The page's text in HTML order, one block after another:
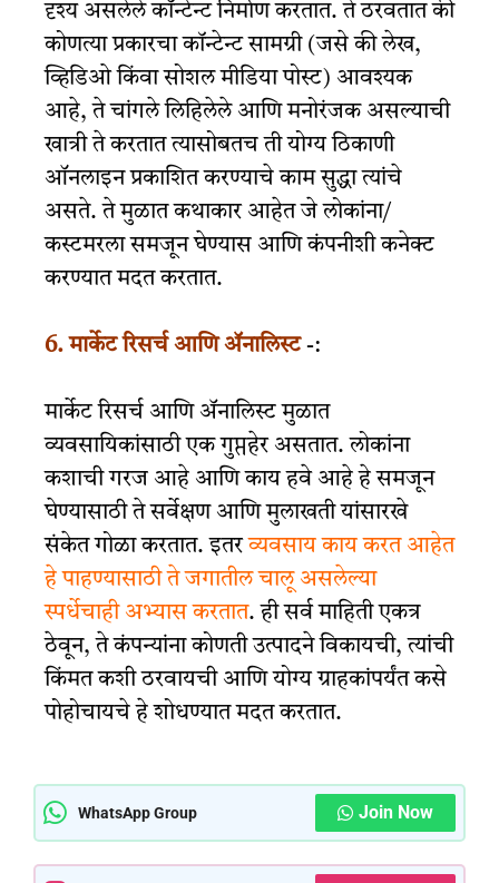
दृश्य असलेले कॉन्टेन्ट निर्माण करतात. ते ठरवतात की
कोणत्या प्रकारचा कॉन्टेन्ट सामग्री (जसे की लेख,
व्हिडिओ किंवा सोशल मीडिया पोस्ट) आवश्यक
आहे, ते चांगले लिहिलेले आणि मनोरंजक असल्याची
खात्री ते करतात त्यासोबतच ती योग्य ठिकाणी
ऑनलाइन प्रकाशित करण्याचे काम सुद्धा त्यांचे
असते. ते मुळात कथाकार आहेत जे लोकांना/
कस्टमरला समजून घेण्यास आणि कंपनीशी कनेक्ट
करण्यात मदत करतात.
6. मार्केट रिसर्च आणि ॲनालिस्ट-:
मार्केट रिसर्च आणि ॲनालिस्ट मुळात
व्यवसायिकांसाठी एक गुप्तहेर असतात. लोकांना
कशाची गरज आहे आणि काय हवे आहे हे समजून
घेण्यासाठी ते सर्वेक्षण आणि मुलाखती यांसारखे
संकेत गोळा करतात. इतर व्यवसाय काय करत आहेत
हे पाहण्यासाठी ते जगातील चालू असलेल्या
स्पर्धेचाही अभ्यास करतात. ही सर्व माहिती एकत्र
ठेवून, ते कंपन्यांना कोणती उत्पादने विकायची, त्यांची
किंमत कशी ठरवायची आणि योग्य ग्राहकांपर्यंत कसे
पोहोचायचे हे शोधण्यात मदत करतात.
WhatsApp Group Join Now